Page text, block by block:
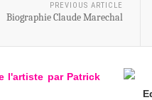
PREVIOUS ARTICLE
Biographie Claude Marechal